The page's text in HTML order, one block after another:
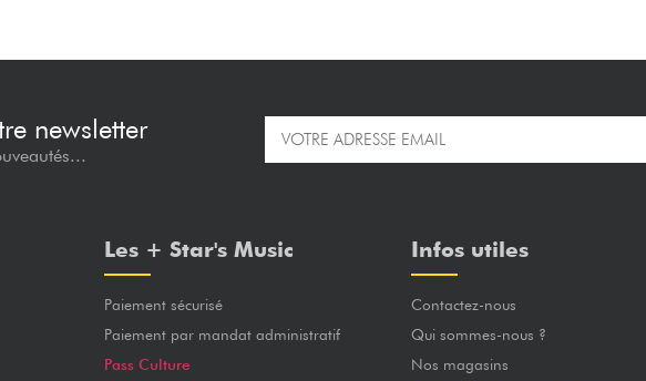
newsletter
Les + Star's Music
Paiement sécurisé
Paiement par mandat administratif
Pass Culture
Infos utiles
Contactez-nous
Qui sommes-nous ?
Nos magasins